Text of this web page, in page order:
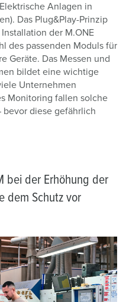
Anlagen in
Das Plug&Play-Prinzip
der M.ONE
des passenden Moduls für
Geräte. Das Messen und
bildet eine wichtige
Unternehmen
Monitoring fallen solche
bevor diese gefährlich
bei der Erhöhung der
dem Schutz vor